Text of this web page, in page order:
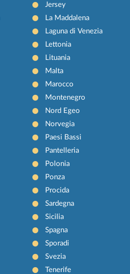
Jersey
La Maddalena
Laguna di Venezia
Lettonia
Lituania
Malta
Marocco
Montenegro
Nord Egeo
Norvegia
Paesi Bassi
Pantelleria
Polonia
Ponza
Procida
Sardegna
Sicilia
Spagna
Sporadi
Svezia
Tenerife